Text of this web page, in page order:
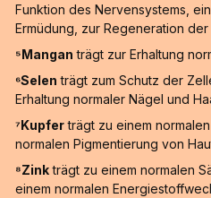
Funktion des Nervensystems,
Ermüdung, zur Regeneration
⁵Mangan trägt zur Erhaltung
⁶Selen trägt zum Schutz der
Erhaltung normaler Nägel und
⁷Kupferträgt zu einem
normalen Pigmentierung von
⁸Zinkträgt zu einem normalen
einem normalen